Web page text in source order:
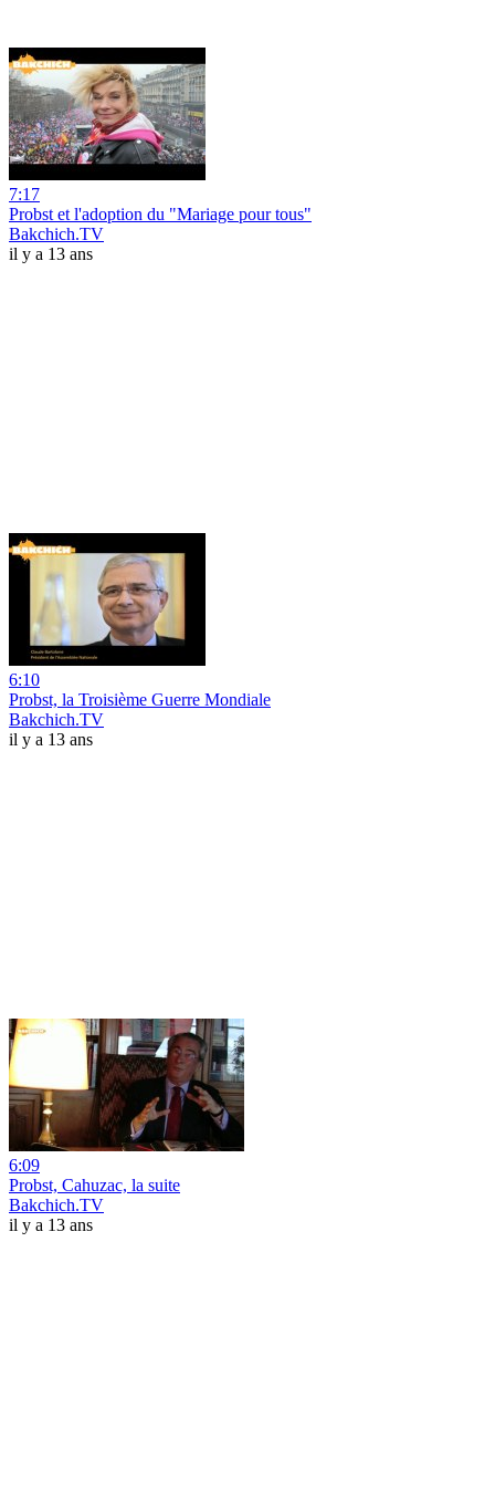
7:17
Probst et l'adoption du "Mariage pour tous"
Bakchich.TV
il y a 13 ans
6:10
Probst, la Troisième Guerre Mondiale
Bakchich.TV
il y a 13 ans
6:09
Probst, Cahuzac, la suite
Bakchich.TV
il y a 13 ans